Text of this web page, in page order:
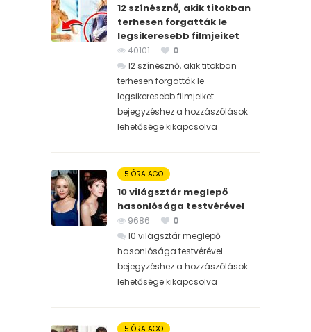
12 színésznő, akik titokban
terhesen forgatták le
legsikeresebb filmjeiket
40101
0
12 színésznő, akik titokban
terhesen forgatták le
legsikeresebb filmjeiket
bejegyzéshez a hozzászólások
lehetősége kikapcsolva
5 ÓRA AGO
10 világsztár meglepő
hasonlósága testvérével
9686
0
10 világsztár meglepő
hasonlósága testvérével
bejegyzéshez a hozzászólások
lehetősége kikapcsolva
5 ÓRA AGO